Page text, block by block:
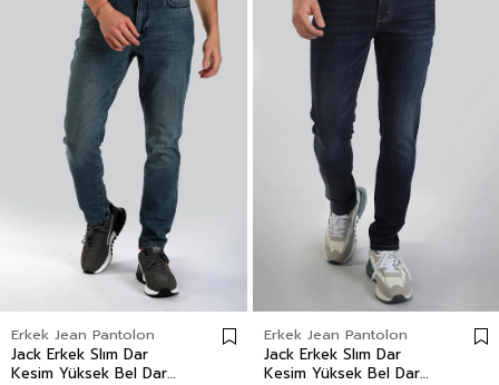
Erkek Jean Pantolon
Jack Erkek Slım Dar
Kesim Yüksek Bel Dar
Erkek Jean Pantolon
Jack Erkek Slım Dar
Kesim Yüksek Bel Dar